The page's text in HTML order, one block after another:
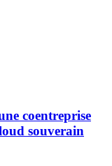
coentreprise
souverain